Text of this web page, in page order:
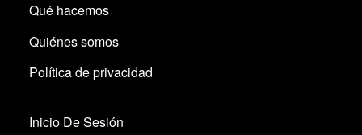
Qué hacemos
Quiénes somos
Política de privacidad
Inicio De Sesión